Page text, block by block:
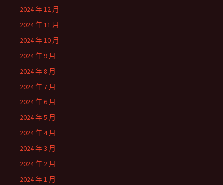
2024 年 12 月
2024 年 11 月
2024 年 10 月
2024 年 9 月
2024 年 8 月
2024 年 7 月
2024 年 6 月
2024 年 5 月
2024 年 4 月
2024 年 3 月
2024 年 2 月
2024 年 1 月